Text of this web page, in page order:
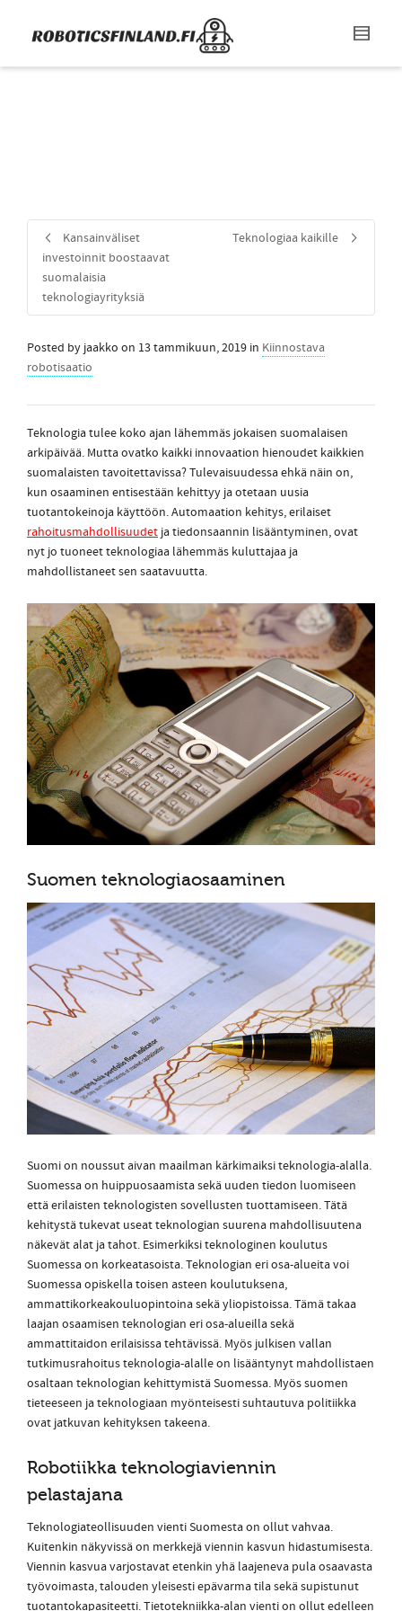
Kansainväliset
investoinnit boostaavat
suomalaisia
teknologiayrityksiä
Teknologiaa kaikille
Posted by jaakko on 13 tammikuun, 2019 in Kiinnostava
robotisaatio
Teknologia tulee koko ajan lähemmäs jokaisen suomalaisen
arkipäivää. Mutta ovatko kaikki innovaation hienoudet kaikkien
suomalaisten tavoitettavissa? Tulevaisuudessa ehkä näin on,
kun osaaminen entisestään kehittyy ja otetaan uusia
tuotantokeinoja käyttöön. Automaation kehitys, erilaiset
rahoitusmahdollisuudet ja tiedonsaannin lisääntyminen, ovat
nyt jo tuoneet teknologiaa lähemmäs kuluttajaa ja
mahdollistaneet sen saatavuutta.
Suomen teknologiaosaaminen
Suomi on noussut aivan maailman kärkimaiksi teknologia-alalla.
Suomessa on huippuosaamista sekä uuden tiedon luomiseen
että erilaisten teknologisten sovellusten tuottamiseen. Tätä
kehitystä tukevat useat teknologian suurena mahdollisuutena
näkevät alat ja tahot. Esimerkiksi teknologinen koulutus
Suomessa on korkeatasoista. Teknologian eri osa-alueita voi
Suomessa opiskella toisen asteen koulutuksena,
ammattikorkeakouluopintoina sekä yliopistoissa. Tämä takaa
laajan osaamisen teknologian eri osa-alueilla sekä
ammattitaidon erilaisissa tehtävissä. Myös julkisen vallan
tutkimusrahoitus teknologia-alalle on lisääntynyt mahdollistaen
osaltaan teknologian kehittymistä Suomessa. Myös suomen
tieteeseen ja teknologiaan myönteisesti suhtautuva politiikka
ovat jatkuvan kehityksen takeena.
Robotiikka teknologiaviennin
pelastajana
Teknologiateollisuuden vienti Suomesta on ollut vahvaa.
Kuitenkin näkyvissä on merkkejä viennin kasvun hidastumisesta.
Viennin kasvua varjostavat etenkin yhä laajeneva pula osaavasta
työvoimasta, talouden yleisesti epävarma tila sekä supistunut
tuotantokapasiteetti. Tietotekniikka-alan vienti on ollut edelleen